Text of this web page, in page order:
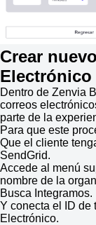
Crear
Electrónico
Dentro de Zenvia
correos
parte de la
Para que este
Que el cliente
SendGrid.
Accede al menú
nombre de la
Busca Integramos.
Y conecta el ID de
Electrónico.